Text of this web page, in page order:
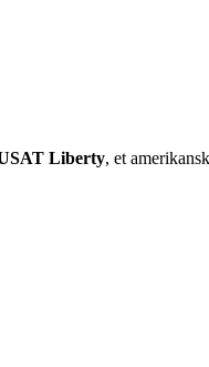
Liberty, et